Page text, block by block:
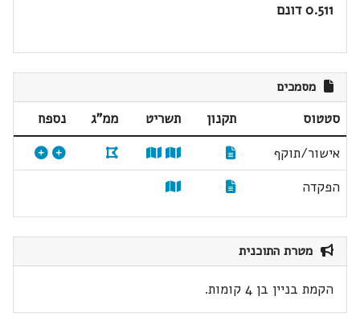
0.511 דונם
מסמכים
סטטוס תקנון תשריט ממ"ג
נספח
אישור/תוקף
הפקדה
מטרת התוכנית
הקמת בניין בן 4 קומות.